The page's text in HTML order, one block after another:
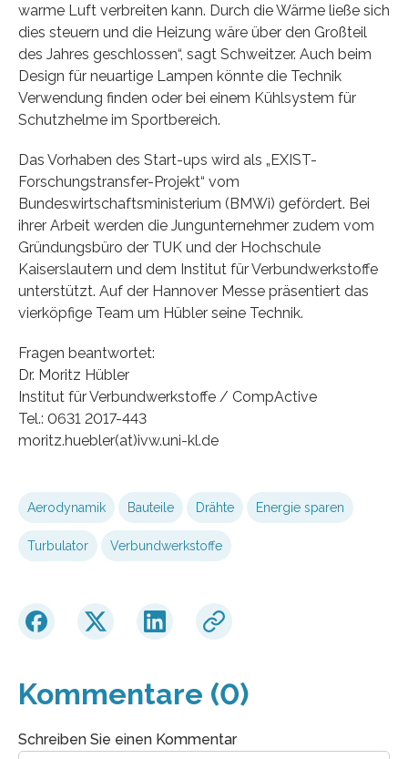
warme Luft verbreiten kann. Durch die Wärme ließe sich
dies steuern und die Heizung wäre über den Großteil
des Jahres geschlossen“, sagt Schweitzer. Auch beim
Design für neuartige Lampen könnte die Technik
Verwendung finden oder bei einem Kühlsystem für
Schutzhelme im Sportbereich.
Das Vorhaben des Start-ups wird als „EXIST-
Forschungstransfer-Projekt“ vom
Bundeswirtschaftsministerium (BMWi) gefördert. Bei
ihrer Arbeit werden die Jungunternehmer zudem vom
Gründungsbüro der TUK und der Hochschule
Kaiserslautern und dem Institut für Verbundwerkstoffe
unterstützt. Auf der Hannover Messe präsentiert das
vierköpfige Team um Hübler seine Technik.
Fragen beantwortet:
Dr. Moritz Hübler
Institut für Verbundwerkstoffe / CompActive
Tel.: 0631 2017-443
moritz.huebler(at)ivw.uni-kl.de
Aerodynamik Bauteile Drähte Energie sparen
Turbulator Verbundwerkstoffe
Kommentare (0)
Schreiben Sie einen Kommentar